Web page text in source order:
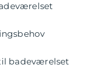
badeværelset